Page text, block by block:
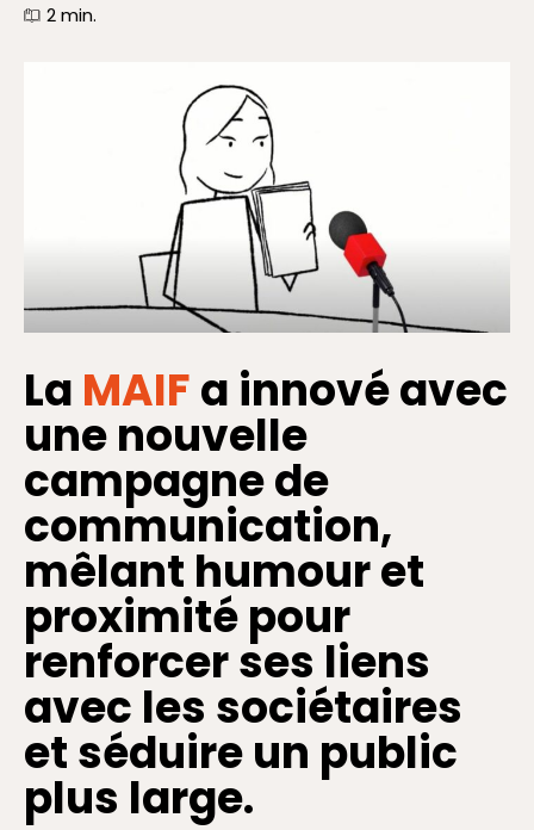
2min.
La MAIFa innové avec
une nouvelle
campagne de
communication,
mêlant humour et
proximité pour
renforcer ses liens
avec les sociétaires
et séduire un public
plus large.